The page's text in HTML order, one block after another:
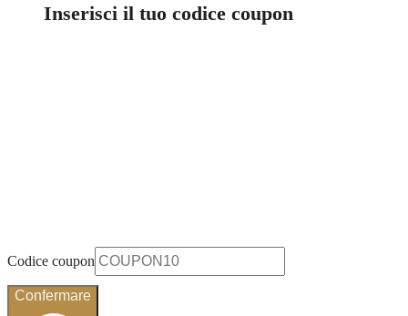
Inserisci il tuo codice coupon
Codice coupon
Confermare